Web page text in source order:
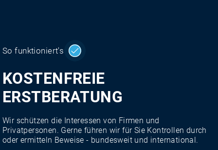
So funktioniert's
KOSTENFREIE
ERSTBERATUNG
Wir schützen die Interessen von Firmen und
Privatpersonen. Gerne führen wir für Sie Kontrollen durch
oder ermitteln Beweise - bundesweit und international.